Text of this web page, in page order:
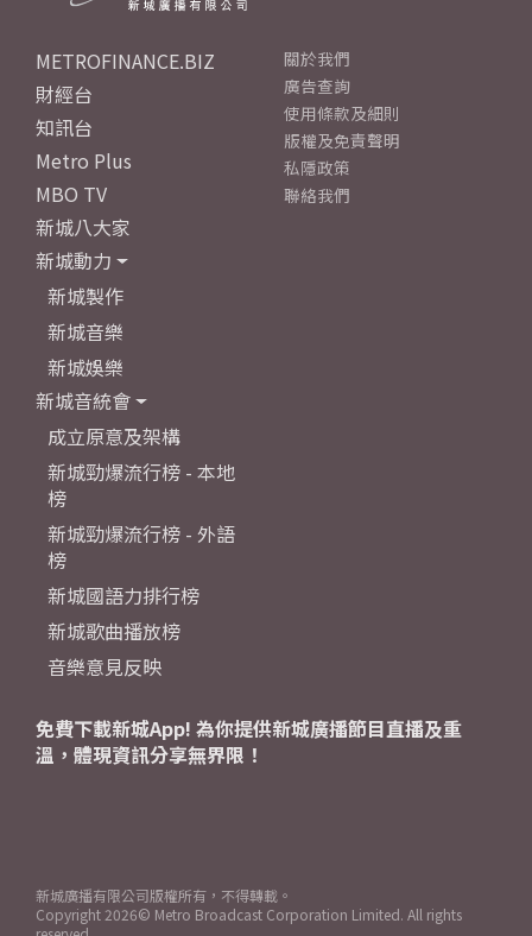
METROFINANCE.BIZ
財經台
知訊台
Metro Plus
MBO TV
新城八大家
新城動力
新城製作
新城音樂
新城娛樂
新城音統會
成立原意及架構
新城勁爆流行榜 - 本地
榜
新城勁爆流行榜 - 外語
榜
新城國語力排行榜
新城歌曲播放榜
音樂意見反映
關於我們
廣告查詢
使用條款及細則
版權及免責聲明
私隱政策
聯絡我們
免費下載新城App! 為你提供新城廣播節目直播及重
溫，體現資訊分享無界限！
新城廣播有限公司版權所有，不得轉載。
Copyright 2026© Metro Broadcast Corporation Limited. All rights